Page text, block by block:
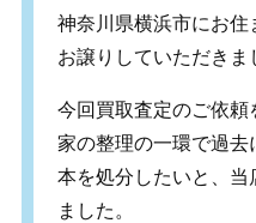
神奈川県横浜市にお住
お譲りしていただきま
今回買取査定のご依頼
家の整理の一環で過去
本を処分したいと、当
ました。